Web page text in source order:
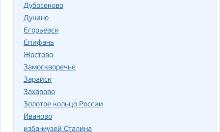
Дубосеково
Дунино
Егорьевск
Епифань
Жостово
Замоскворечье
Зарайск
Захарово
Золотое кольцо России
Иваново
изба-музей Сталина